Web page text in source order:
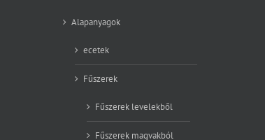
Alapanyagok
ecetek
Fűszerek
Fűszerek levelekből
Fűszerek magvakból